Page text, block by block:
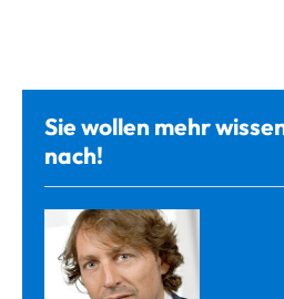
Sie wollen mehr
nach!